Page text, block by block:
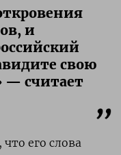
и
свою
— считает
его слова